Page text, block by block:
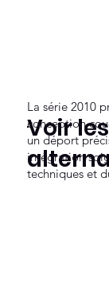
La série 2010
conception
un déport
intégration
techniques et
Voir les